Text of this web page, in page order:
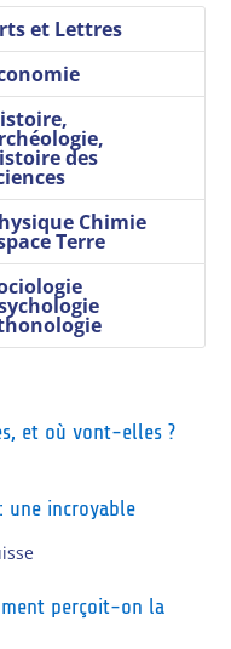
et Lettres
des
Chimie
Terre
et où vont-elles ?
une incroyable
perçoit-on la